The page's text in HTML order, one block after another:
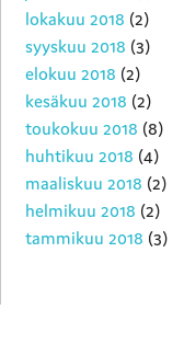
lokakuu 2018 (2)
syyskuu 2018 (3)
elokuu 2018 (2)
kesäkuu 2018 (2)
toukokuu 2018 (8)
huhtikuu 2018 (4)
maaliskuu 2018 (2)
helmikuu 2018 (2)
tammikuu 2018 (3)